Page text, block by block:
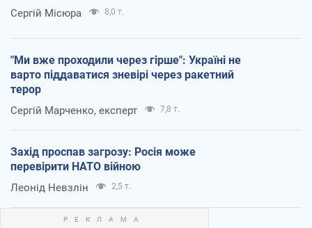
Сергій Місюра 8,0 т.
"Ми вже проходили через гірше": Україні не
варто піддаватися зневірі через ракетний
терор
Сергій Марченко, експерт 7,8 т.
Захід проспав загрозу: Росія може
перевірити НАТО війною
Леонід Невзлін 2,5 т.